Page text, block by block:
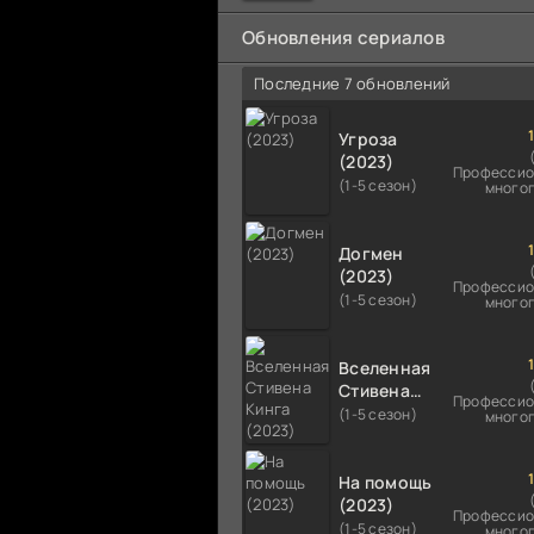
намного
Обновления сериалов
Последние 7 обновлений
Угроза
(2023)
(1-5 сезон)
Догмен
(2023)
(1-5 сезон)
Вселенная
Стивена
Кинга
(1-5 сезон)
На помощь
(2023)
(1-5 сезон)